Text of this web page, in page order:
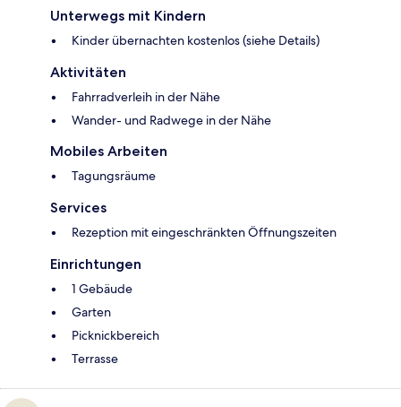
Unterwegs mit Kindern
Kinder übernachten kostenlos (siehe Details)
Aktivitäten
Fahrradverleih in der Nähe
Wander- und Radwege in der Nähe
Mobiles Arbeiten
Tagungsräume
Services
Rezeption mit eingeschränkten Öffnungszeiten
Einrichtungen
1 Gebäude
Garten
Picknickbereich
Terrasse